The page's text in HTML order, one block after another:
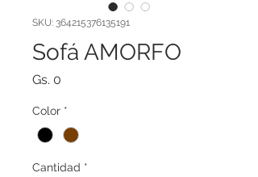
SKU: 364215376135191
Sofá AMORFO
Gs. 0
Color *
Cantidad *